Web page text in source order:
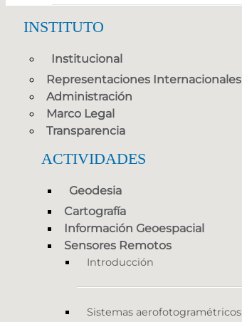
INSTITUTO
Institucional
Representaciones Internacionales
Administración
Marco Legal
Transparencia
ACTIVIDADES
Geodesia
Cartografía
Información Geoespacial
Sensores Remotos
Introducción
Sistemas aerofotogramétricos